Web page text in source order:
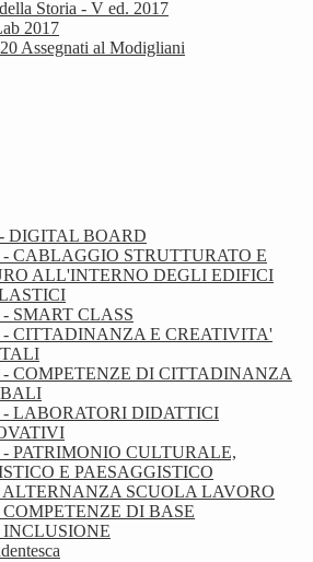
Storia - V ed. 2017
2017
Assegnati al Modigliani
DIGITAL BOARD
- CABLAGGIO STRUTTURATO E
ALL'INTERNO DEGLI EDIFICI
- SMART CLASS
- CITTADINANZA E CREATIVITA'
- COMPETENZE DI CITTADINANZA
- LABORATORI DIDATTICI
- PATRIMONIO CULTURALE,
E PAESAGGISTICO
ALTERNANZA SCUOLA LAVORO
COMPETENZE DI BASE
INCLUSIONE